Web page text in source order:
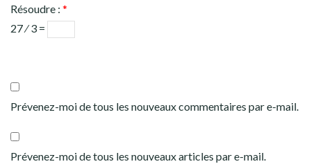
Résoudre : *
27 ⁄ 3 =
Prévenez-moi de tous les nouveaux commentaires par e-mail.
Prévenez-moi de tous les nouveaux articles par e-mail.